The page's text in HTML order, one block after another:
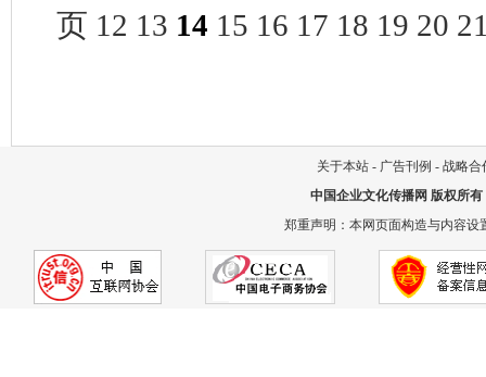
页 12 13 14 15 16 17 18 19 20
关于本站 - 广告刊例 - 战略合
中国企业文化传播网 版权所有
郑重声明：本网页面构造与内容